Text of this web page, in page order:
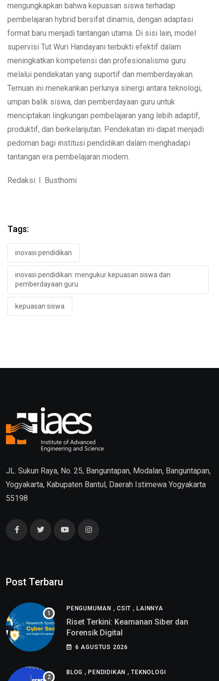
mengungkapkan bahwa kepuasan siswa terhadap
pembelajaran hybrid bersifat dinamis, dengan adaptasi
format baru menjadi tantangan utama. Di sisi lain, model
supervisi Tut Wuri Handayani terbukti efektif dalam
meningkatkan kompetensi dan profesionalisme guru
melalui pendekatan yang suportif dan memberdayakan.
Temuan ini menekankan perlunya sinergi antara teknologi,
umpan balik siswa, dan pemberdayaan guru untuk
menciptakan lingkungan pembelajaran yang lebih adaptif,
produktif, dan berkelanjutan. Pendekatan ini dapat menjadi
pedoman bagi institusi pendidikan dalam menghadapi
tantangan era pembelajaran modern.
Redaksi: I. Busthomi
Tags:
inovasi pendidikan
inovasi pendidikan: mengukur kepuasan siswa dan
pemberdayaan guru
kepuasan siswa
JL. Sukun Raya, No. 25, Banguntapan, Modalan, Banguntapan,
Yogyakarta, Kabupaten Bantul, Daerah Istimewa Yogyakarta
55198
Post Terbaru
PENGUMUMAN , CSIT ,LAINNYA
Riset Terkini: Keamanan Siber dan
Forensik Digital
6 AGUSTUS 2026
BLOG ,PENDIDIKAN ,TEKNOLOGI